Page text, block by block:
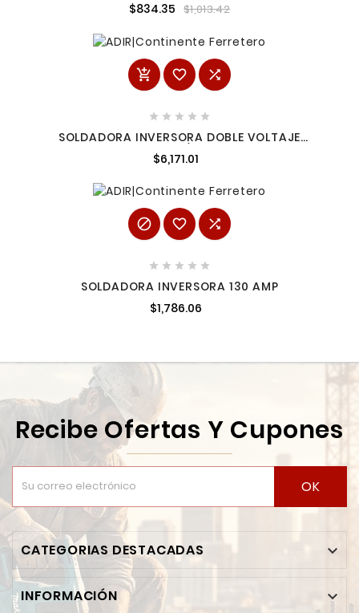
$834.35 $1,013.42
  
    
SOLDADORA INVERSORA DOBLE VOLTAJE
ELECTRODO TIG/LIFT 300 AMP
$6,171.01
  
    
SOLDADORA INVERSORA 130 AMP
$1,786.06
Recibe Ofertas Y Cupones
OK
CATEGORIAS DESTACADAS 
INFORMACIÓN 